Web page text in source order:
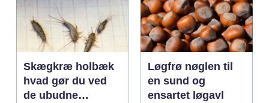
Skægkræ holbæk
hvad gør du ved
de ubudne
Løgfrø nøglen til
en sund og
ensartet løgavl